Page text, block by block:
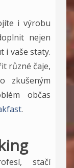
i výrobu
nejen
i vaše staty.
různé čaje,
zkušeným
občas
.
stačí